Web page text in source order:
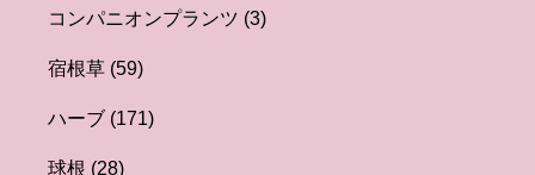
コンパニオンプランツ (3)
宿根草 (59)
ハーブ (171)
球根 (28)